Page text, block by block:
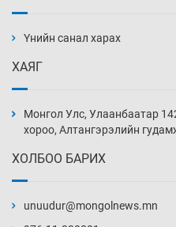
нэмэгджээ
Уржигдар 13
Уржигдар 13
Үнийн санал харах
ХАЯГ
Монгол Улс, Улаанбаатар
хороо, Алтангэрэлийн
ХОЛБОО БАРИХ
unuudur@mongolnews.mn